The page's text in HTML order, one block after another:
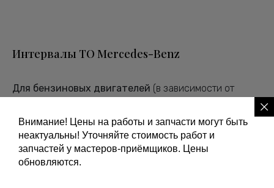
Интервалы ТО Mercedes-Benz
Для бензиновых двигателей (в зависимости от
10000-15000 кмпробега.
Для дизельных двигателей(в зависимости от
условий эксплуатации)
7000-10000 км
Внимание! Цены на работы и запчасти могут быть
неактуальны! Уточняйте стоимость работ и
запчастей у мастеров-приёмщиков. Цены
обновляются.